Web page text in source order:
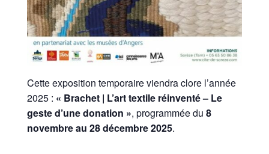
Cette exposition temporaire viendra clore l’année
2025 : « Brachet | L’art textile réinventé – Le
geste d’une donation », programmée du 8
novembre au 28 décembre 2025.